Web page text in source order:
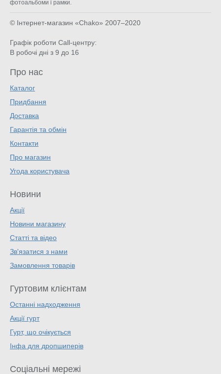
фотоальбоми і рамки.
© Інтернет-магазин «Chako» 2007–2020
Графік роботи Call-центру:
В робочі дні з 9 до 16
Про нас
Каталог
Придбання
Доставка
Гарантія та обмін
Контакти
Про магазин
Угода користувача
Новини
Акції
Новини магазину
Статті та відео
Зв'язатися з нами
Замовлення товарів
Гуртовим клієнтам
Останні надходження
Акції гурт
Гурт, що очікується
Інфа для дропшиперів
Соціальні мережі